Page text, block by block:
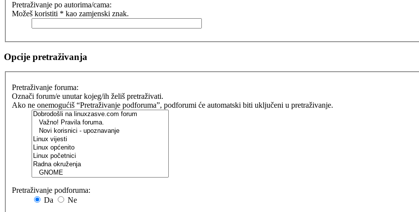
Pretraživanje po autorima/cama:
Možeš koristiti * kao zamjenski znak.
Opcije pretraživanja
Pretraživanje foruma:
Označi forum/e unutar kojeg/ih želiš pretraživati.
Ako ne onemogućiš “Pretraživanje podforuma”, podforumi će automatski biti uključeni u pretraživanje.
Pretraživanje podforuma:
Da
Ne